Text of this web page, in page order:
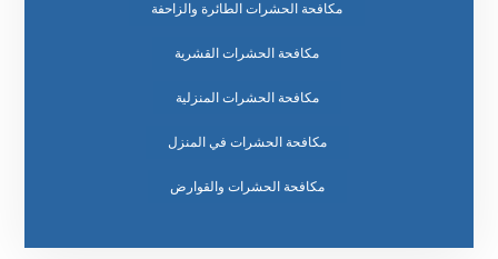
مكافحة الحشرات الطائرة والزاحفة
مكافحة الحشرات القشرية
مكافحة الحشرات المنزلية
مكافحة الحشرات في المنزل
مكافحة الحشرات والقوارض